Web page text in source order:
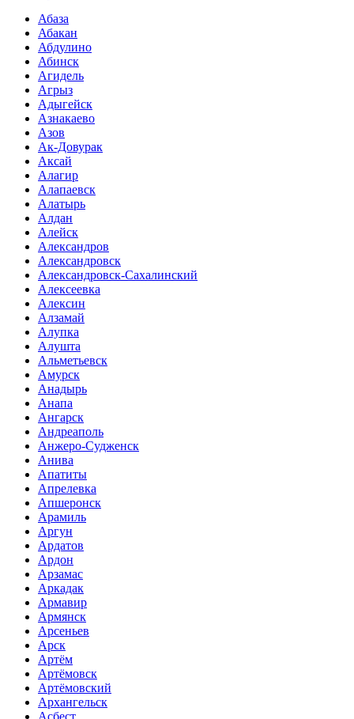
Абаза
Абакан
Абдулино
Абинск
Агидель
Агрыз
Адыгейск
Азнакаево
Азов
Ак-Довурак
Аксай
Алагир
Алапаевск
Алатырь
Алдан
Алейск
Александров
Александровск
Александровск-Сахалинский
Алексеевка
Алексин
Алзамай
Алупка
Алушта
Альметьевск
Амурск
Анадырь
Анапа
Ангарск
Андреаполь
Анжеро-Судженск
Анива
Апатиты
Апрелевка
Апшеронск
Арамиль
Аргун
Ардатов
Ардон
Арзамас
Аркадак
Армавир
Армянск
Арсеньев
Арск
Артём
Артёмовск
Артёмовский
Архангельск